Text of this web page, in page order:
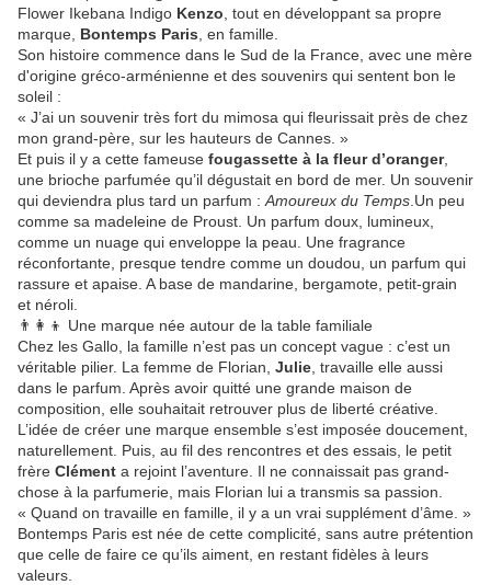
Flower Ikebana Indigo Kenzo , tout en développant sa propre
marque, Bontemps Paris , en famille.
Son histoire commence dans le Sud de la France, avec une mère
d'origine gréco-arménienne et des souvenirs qui sentent bon le
soleil :
« J’ai un souvenir très fort du mimosa qui fleurissait près de chez
mon grand-père, sur les hauteurs de Cannes. »
Et puis il y a cette fameuse fougassette à la fleur d’oranger,
une brioche parfumée qu’il dégustait en bord de mer. Un souvenir
qui deviendra plus tard un parfum : Amoureux du Temps .Un peu
comme sa madeleine de Proust. Un parfum doux, lumineux,
comme un nuage qui enveloppe la peau. Une fragrance
réconfortante, presque tendre comme un doudou, un parfum qui
rassure et apaise. A base de mandarine, bergamote, petit-grain
et néroli.
👨‍👩‍👦 Une marque née autour de la table familiale
Chez les Gallo, la famille n’est pas un concept vague : c’est un
véritable pilier. La femme de Florian, Julie , travaille elle aussi
dans le parfum. Après avoir quitté une grande maison de
composition, elle souhaitait retrouver plus de liberté créative.
L’idée de créer une marque ensemble s’est imposée doucement,
naturellement. Puis, au fil des rencontres et des essais, le petit
frère Clément a rejoint l’aventure. Il ne connaissait pas grand-
chose à la parfumerie, mais Florian lui a transmis sa passion.
« Quand on travaille en famille, il y a un vrai supplément d’âme. »
Bontemps Paris est née de cette complicité, sans autre prétention
que celle de faire ce qu’ils aiment, en restant fidèles à leurs
valeurs.